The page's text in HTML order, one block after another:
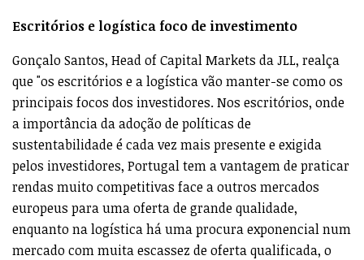
Escritórios e logística foco de investimento
Gonçalo Santos, Head of Capital Markets da JLL, realça
que "os escritórios e a logística vão manter-se como os
principais focos dos investidores. Nos escritórios, onde
a importância da adoção de políticas de
sustentabilidade é cada vez mais presente e exigida
pelos investidores, Portugal tem a vantagem de praticar
rendas muito competitivas face a outros mercados
europeus para uma oferta de grande qualidade,
enquanto na logística há uma procura exponencial num
mercado com muita escassez de oferta qualificada, o